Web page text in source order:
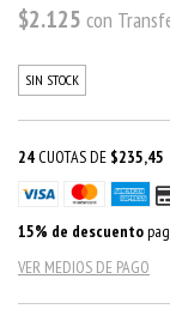
$2.125 con
SIN STOCK
24 CUOTAS DE $235,45
15% de descuento
VER MEDIOS DE PAGO